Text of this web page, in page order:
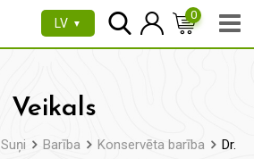
LV ▼
0
Veikals
Suņi Barība Konservēta barība
Dr.